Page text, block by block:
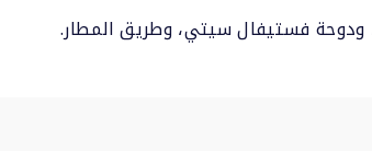
ودوحة فستيفال سيتي، وطريق المطار.